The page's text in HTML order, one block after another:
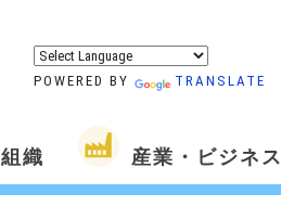
POWERED BY TRANSLATE
組織 産業・ビジネス